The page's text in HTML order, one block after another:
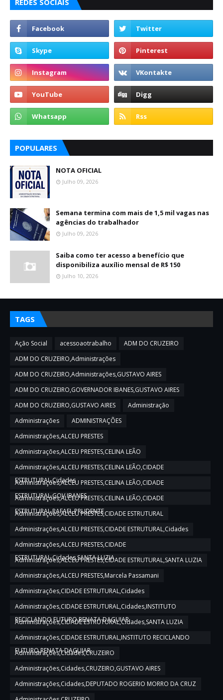
REDES SOCIAIS
POPULARES
NOTA OFICIAL
Julho 09, 2026
Semana termina com mais de 1,5 mil vagas nas
agências do trabalhador
Julho 09, 2026
Saiba como ter acesso a benefício que
disponibiliza auxílio mensal de R$ 150
Julho 10, 2026
TAGS
Ação Social acessoaotrabalho
ADM DO CRUZEIRO
ADM DO CRUZEIRO,Administrações
ADM DO CRUZEIRO,Administrações,GUSTAVO AIRES
ADM DO CRUZEIRO,GOVERNADOR IBANES,GUSTAVO AIRES
ADM DO CRUZEIRO,GUSTAVO AIRES
Administração
Administrações
ADMINISTRAÇÕES
Administrações,ALCEU PRESTES
Administrações,ALCEU PRESTES,CELINA LEÃO
Administrações,ALCEU PRESTES,CELINA LEÃO,CIDADE
ESTRUTURAL,Cidades
Administrações,ALCEU PRESTES,CELINA LEÃO,CIDADE
ESTRUTURAL,GOV IBANES
Administrações,ALCEU PRESTES,CELINA LEÃO,CIDADE
ESTRUTURAL,RAFAEL PRUDENTE
Administrações,ALCEU PRESTES,CIDADE ESTRUTURAL
Administrações,ALCEU PRESTES,CIDADE ESTRUTURAL,Cidades
Administrações,ALCEU PRESTES,CIDADE
ESTRUTURAL,Cidades,SANTA LUZIA
Administrações,ALCEU PRESTES,CIDADE ESTRUTURAL,SANTA LUZIA
Administrações,ALCEU PRESTES,Marcela Passamani
Administrações,CIDADE ESTRUTURAL,Cidades
Administrações,CIDADE ESTRUTURAL,Cidades,INSTITUTO
RECICLANDO FUTURO,RENATA DAGUIAR
Administrações,CIDADE ESTRUTURAL,Cidades,SANTA LUZIA
Administrações,CIDADE ESTRUTURAL,INSTITUTO RECICLANDO
FUTURO,RENATA DAGUIAR
Administrações,Cidades,CRUZEIRO
Administrações,Cidades,CRUZEIRO,GUSTAVO AIRES
Administrações,Cidades,DEPUTADO ROGERIO MORRO DA CRUZ